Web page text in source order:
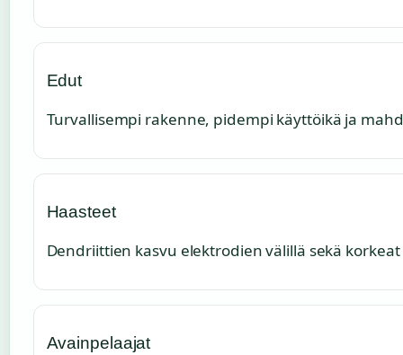
Edut
Turvallisempi rakenne, pidempi käyttöikä ja
Haasteet
Dendriittien kasvu elektrodien välillä sekä
Avainpelaajat